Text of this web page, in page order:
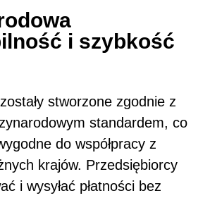
i szybkość
stworzone zgodnie z
standardem, co
do współpracy z
krajów. Przedsiębiorcy
i wysyłać płatności bez